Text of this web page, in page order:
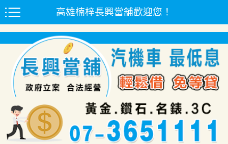
高雄楠梓長興當舖歡迎您！